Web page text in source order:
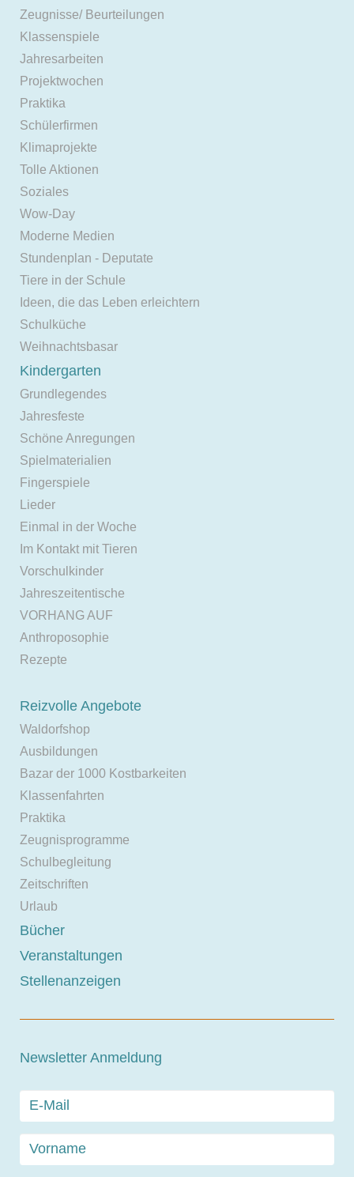
Zeugnisse/ Beurteilungen
Klassenspiele
Jahresarbeiten
Projektwochen
Praktika
Schülerfirmen
Klimaprojekte
Tolle Aktionen
Soziales
Wow-Day
Moderne Medien
Stundenplan - Deputate
Tiere in der Schule
Ideen, die das Leben erleichtern
Schulküche
Weihnachtsbasar
Kindergarten
Grundlegendes
Jahresfeste
Schöne Anregungen
Spielmaterialien
Fingerspiele
Lieder
Einmal in der Woche
Im Kontakt mit Tieren
Vorschulkinder
Jahreszeitentische
VORHANG AUF
Anthroposophie
Rezepte
Reizvolle Angebote
Waldorfshop
Ausbildungen
Bazar der 1000 Kostbarkeiten
Klassenfahrten
Praktika
Zeugnisprogramme
Schulbegleitung
Zeitschriften
Urlaub
Bücher
Veranstaltungen
Stellenanzeigen
Newsletter Anmeldung